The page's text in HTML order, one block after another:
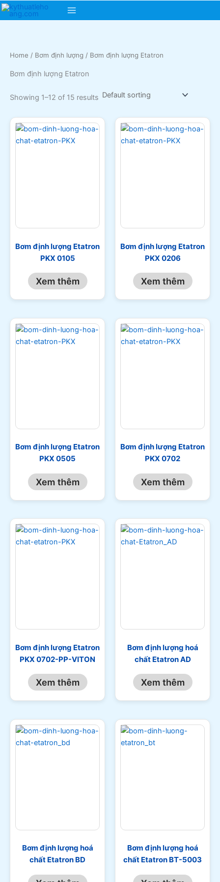
Skip
Main
Home / Bơm định lượng / Bơm định lượng Etatron
Bơm định lượng Etatron
Showing 1–12 of 15 results
Bơm định lượng Etatron
PKX 0105
Xem thêm
Bơm định lượng Etatron
PKX 0206
Xem thêm
Bơm định lượng Etatron
PKX 0505
Xem thêm
Bơm định lượng Etatron
PKX 0702
Xem thêm
Bơm định lượng Etatron
PKX 0702-PP-VITON
Xem thêm
Bơm định lượng hoá
chất Etatron AD
Xem thêm
Bơm định lượng hoá
chất Etatron BD
Bơm định lượng hoá
chất Etatron BT-5003